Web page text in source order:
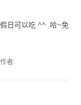
日可以吃 ^^ 哈~免
作者: